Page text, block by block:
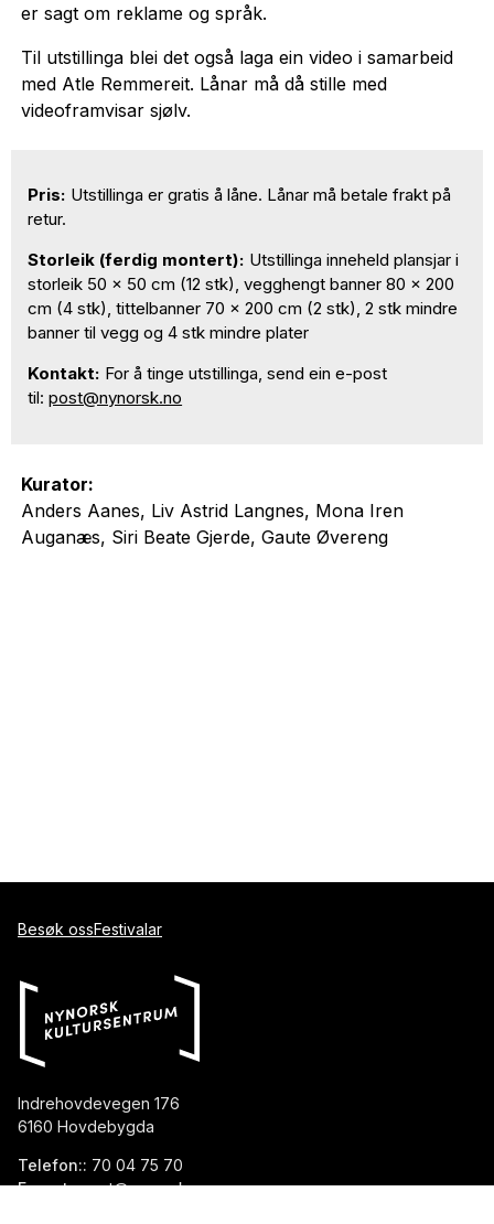
er sagt om reklame og språk.
Til utstillinga blei det også laga ein video i samarbeid
med Atle Remmereit. Lånar må då stille med
videoframvisar sjølv.
Pris: Utstillinga er gratis å låne. Lånar må betale frakt på
retur.
Storleik (ferdig montert): Utstillinga inneheld plansjar i
storleik 50 x 50 cm (12 stk), vegghengt banner 80 x 200
cm (4 stk), tittelbanner 70 x 200 cm (2 stk), 2 stk mindre
banner til vegg og 4 stk mindre plater
Kontakt: For å tinge utstillinga, send ein e-post
til:post@nynorsk.no
Kurator:
Anders Aanes, Liv Astrid Langnes, Mona Iren
Auganæs, Siri Beate Gjerde, Gaute Øvereng
Besøk ossFestivalar
Indrehovdevegen 176
6160 Hovdebygda
Telefon:: 70 04 75 70
E-post:: post@nynorsk.no